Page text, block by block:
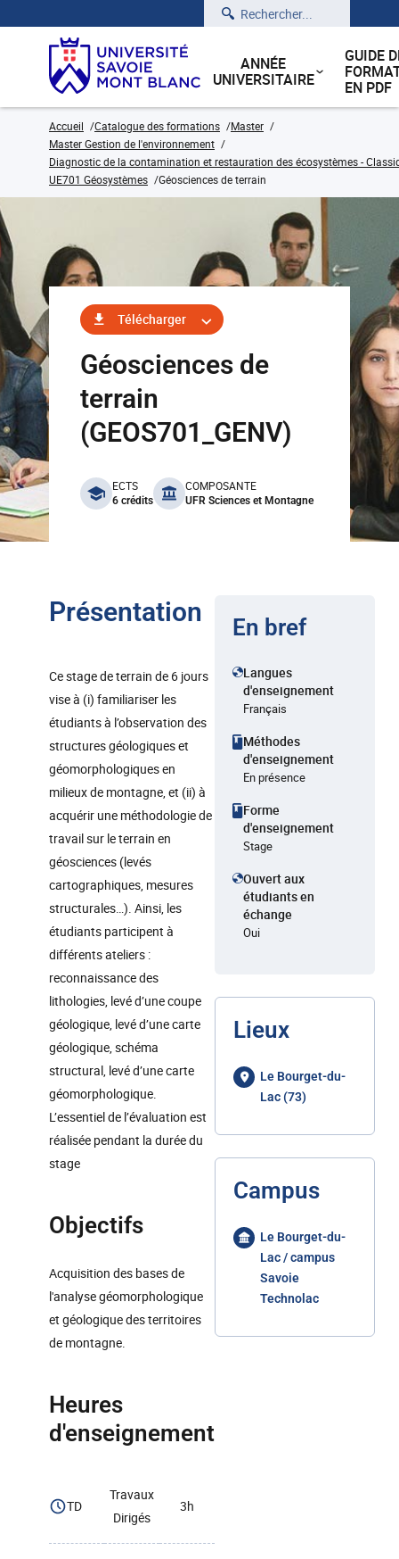
Rechercher
ANNÉE
UNIVERSITAIRE
GUIDE
EN PDF
Accueil Catalogue des formations
Master
Master Gestion de l'environnement
Diagnostic de la contamination et restauration des écosystèmes -
UE701 Géosystèmes
Géosciences de terrain
Télécharger
Géosciences de
terrain
(GEOS701_GENV)
benefits
ECTS
6 crédits
COMPOSANTE
UFR Sciences et Montagne
Présentation
Ce stage de terrain de 6 jours
vise à (i) familiariser les
étudiants à l’observation des
structures géologiques et
géomorphologiques en
milieux de montagne, et (ii) à
acquérir une méthodologie de
travail sur le terrain en
géosciences (levés
cartographiques, mesures
structurales…). Ainsi, les
étudiants participent à
différents ateliers :
reconnaissance des
lithologies, levé d’une coupe
géologique, levé d’une carte
géologique, schéma
structural, levé d’une carte
géomorphologique.
L’essentiel de l’évaluation est
réalisée pendant la durée du
stage
Objectifs
Acquisition des bases de
l'analyse géomorphologique
et géologique des territoires
de montagne.
Heures
d'enseignement
TD
Travaux
Dirigés
3h
En bref
Langues
d'enseignement
Français
Méthodes
d'enseignement
En présence
Forme
d'enseignement
Stage
Ouvert aux
étudiants en
échange
Oui
Lieux
Le Bourget-du-
Lac (73)
Campus
Le Bourget-du-
Lac / campus
Savoie
Technolac